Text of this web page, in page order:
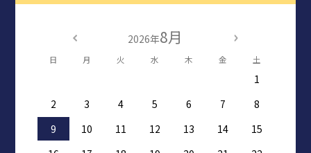
2026年8月
日 月 火 水 木 金 土
1
2
3 4 5 6 7
8
9
10 11 12 13 14
15